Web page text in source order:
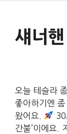
섀너
오늘 테슬라
좋아하기엔
왔어요.
간불’이에요.